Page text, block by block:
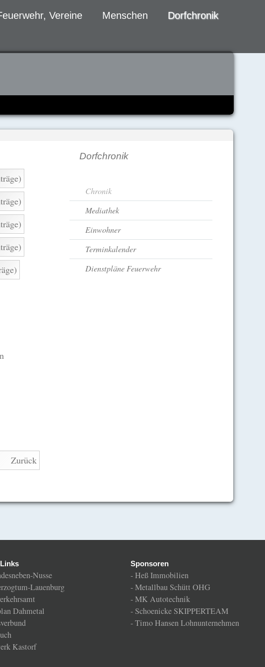
Vereine Menschen Dorfchronik
Zurück
Dorfchronik
Navigation
überspringen
Chronik
Mediathek
Einwohner
Terminkalender
Dienstpläne Feuerwehr
Nusse
Lauenburg
Dahmetal
Kastorf
Sponsoren
-Heß Immobilien
-Metallbau Schütt OHG
-MK Autotechnik
- Schoenicke SKIPPERTEAM
-Timo Hansen Lohnunternehmen